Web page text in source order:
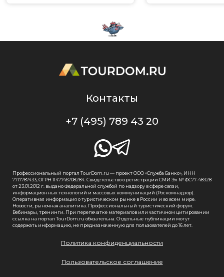
Контакты
+7 (495) 789 43 20
Профессиональный портал TourDom.ru — проект ООО «Служба Банко», ИНН
7717787433, ОГРН 1147746708284. Свидетельство о регистрации СМИ Эл № ФС77-48328
от 23.01.2012 г. выдано Федеральной службой по надзору в сфере связи,
информационных технологий и массовых коммуникаций (Роскомнадзор).
Оперативная информация о туристическом рынке в России и во всем мире.
Новости, рыночная аналитика. Профессиональный туристический форум.
Вебинары, тренинги. При перепечатке материалов или частичном цитировании
ссылка на портал TourDom.ru обязательна. Отдельные публикации могут
содержать информацию, не предназначенную для пользователей до 16 лет.
Политика конфиденциальности
Пользовательское соглашение